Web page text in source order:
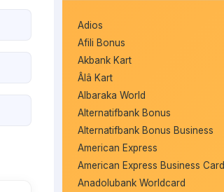
Adios
Afili Bonus
Akbank Kart
Âlâ Kart
Albaraka World
Alternatifbank Bonus
Alternatifbank Bonus Business
American Express
American Express Business Card
Anadolubank Worldcard